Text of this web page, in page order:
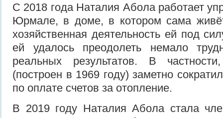
С 2018 года Наталия Абола работает
Юрмале, в доме, в котором сама
хозяйственная деятельность ей под
ей удалось преодолеть немало
реальных результатов. В
(построен в 1969 году) заметно
по оплате счетов за отопление.
В 2019 году Наталия Абола стала